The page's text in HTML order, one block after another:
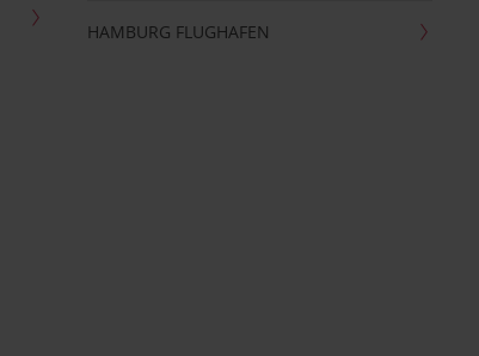
HAMBURG FLUGHAFEN